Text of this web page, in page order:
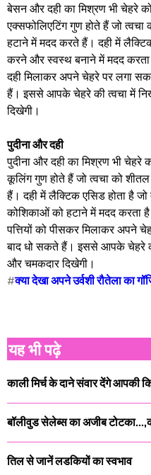
बेसन और दही का मिश्रण भी चेहरे
एक्सफोलिएटिंग गुण होते हैं जो
हटाने में मदद करते हैं। दही में
करने और स्वस्थ बनाने में मदद
दही मिलाकर अपने चेहरे पर लगा
हैं। इससे आपके चेहरे की त्वचा में
दिखेगी।
पुदीना और दही
पुदीना और दही का मिश्रण भी
कूलिंग गुण होते हैं जो त्वचा को
हैं। दही में लैक्टिक एसिड होता है
कोशिकाओं को हटाने में मदद करता
पत्तियों को पीसकर मिलाकर अपने
बाद धो सकते हैं। इससे आपके चेहरे
और चमकदार दिखेगी।
#क्या देखा अपने उर्वशी रौतेला का
यह भी पढ़े
काली मिर्च के दाने संवार देंगे आपकी
बॉलीवुड सेलेब्स का अजीब
तिल से जानें लडकियों का स्वभाव